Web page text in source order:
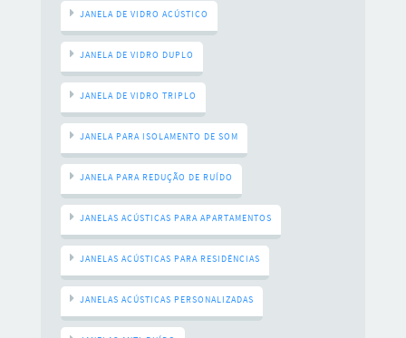
JANELA DE VIDRO ACÚSTICO
JANELA DE VIDRO DUPLO
JANELA DE VIDRO TRIPLO
JANELA PARA ISOLAMENTO DE SOM
JANELA PARA REDUÇÃO DE RUÍDO
JANELAS ACÚSTICAS PARA APARTAMENTOS
JANELAS ACÚSTICAS PARA RESIDÊNCIAS
JANELAS ACÚSTICAS PERSONALIZADAS